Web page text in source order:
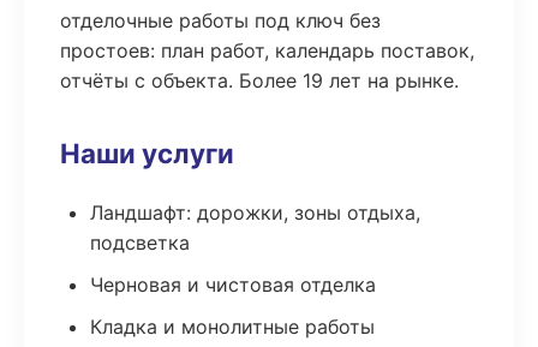
отделочные работы под ключ без
простоев: план работ, календарь поставок,
отчёты с объекта. Более 19 лет на рынке.
Наши услуги
Ландшафт: дорожки, зоны отдыха,
подсветка
Черновая и чистовая отделка
Кладка и монолитные работы